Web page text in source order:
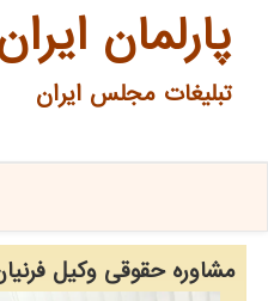
پارلمان
تبلیغات مجلس ایران
مشاوره حقوقی وكیل